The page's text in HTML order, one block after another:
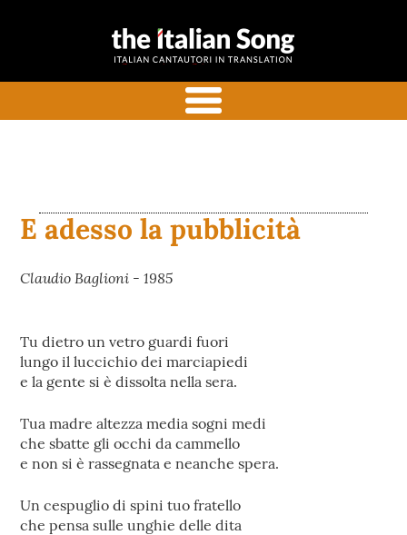
the italian
with commentaries
E adesso la pubblicità
Claudio Baglioni - 1985
Tu dietro un vetro guardi fuori
lungo il luccichio dei marciapiedi
e la gente si è dissolta nella sera.
Tua madre altezza media sogni medi
che sbatte gli occhi da cammello
e non si è rassegnata e neanche spera.
Un cespuglio di spini tuo fratello
che pensa sulle unghie delle dita